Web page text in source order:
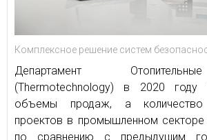
Комплексное решение систем
Департамент
(Thermotechnology) в 2020 году
объемы продаж, а количество
проектов в промышленном
по сравнению с предыдущим